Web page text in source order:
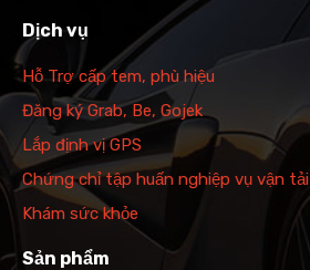
Dịch vụ
Hỗ Trợ cấp tem, phù hiệu
Đăng ký Grab, Be, Gojek
Lắp định vị GPS
Chứng chỉ tập huấn nghiệp vụ vận tải
Khám sức khỏe
Sản phẩm